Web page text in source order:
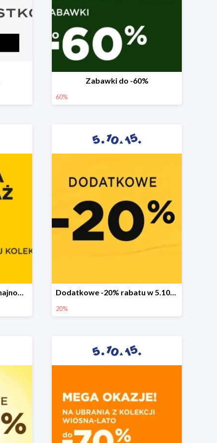
Zabawki do -60%
60%
Sezonowa wyprzedaż na najnowszą kolekcję do -50% Dodatkowe -20% rabatu w 5.10.15
20%